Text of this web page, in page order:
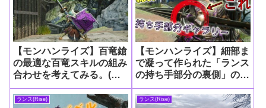
【モンハンライズ】百竜鎗
の最適な百竜スキルの組み
合わせを考えてみる。(龍
属性編)
【モンハンライズ】細部ま
で凝って作られた「ランス
の持ち手部分の裏側」のみ
に注目してみた【総勢40
本】
ランス(Rise) ランス(Rise)